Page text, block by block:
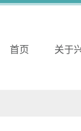
首页 关于